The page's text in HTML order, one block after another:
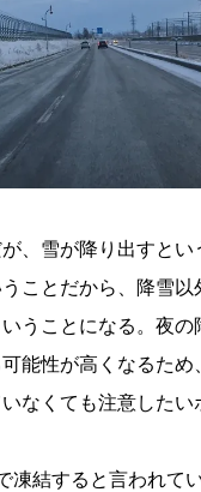
、雪が降り出すとい
ことだから、降雪
うことになる。夜の
能性が高くなるため
なくても注意したい
凍結すると言われて